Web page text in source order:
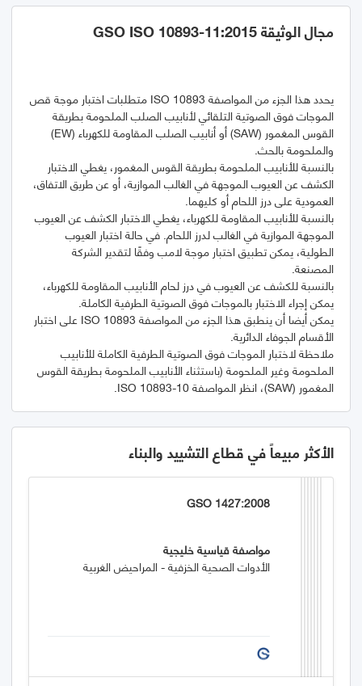
مجال الوثيقة GSO ISO 10893-11:2015
يحدد هذا الجزء من المواصفة ISO 10893 متطلبات اختبار موجة قص
الموجات فوق الصوتية التلقائي لأنابيب الصلب الملحومة بطريقة
القوس المغمور (SAW) أو أنابيب الصلب المقاومة للكهرباء (EW)
بالنسبة للأنابيب الملحومة بطريقة القوس المغمور، يغطي الاختبار
الكشف عن العيوب الموجهة في الغالب الموازية، أو عن طريق الاتفاق،
بالنسبة للأنابيب المقاومة للكهرباء، يغطي الاختبار الكشف عن العيوب
الموجهة الموازية في الغالب لدرز اللحام. في حالة اختبار العيوب
الطولية، يمكن تطبيق اختبار موجة لامب وفقًا لتقدير الشركة
بالنسبة للكشف عن العيوب في درز لحام الأنابيب المقاومة للكهرباء،
يمكن أيضا أن ينطبق هذا الجزء من المواصفة ISO 10893 على اختبار
ملاحظة لاختبار الموجات فوق الصوتية الطرفية الكاملة للأنابيب
الملحومة وغير الملحومة (باستثناء الأنابيب الملحومة بطريقة القوس
المغمور (SAW)، انظر المواصفة ISO 10893-10.
الأكثر مبيعاً في قطاع التشييد والبناء
GSO 1427:2008
مواصفة قياسية خليجية
الأدوات الصحية الخزفية - المراحيض الغربية